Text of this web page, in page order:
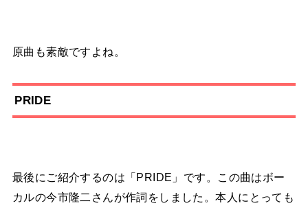
原曲も素敵ですよね。
PRIDE
最後にご紹介するのは「PRIDE」です。この曲はボー
カルの今市隆二さんが作詞をしました。本人にとっても